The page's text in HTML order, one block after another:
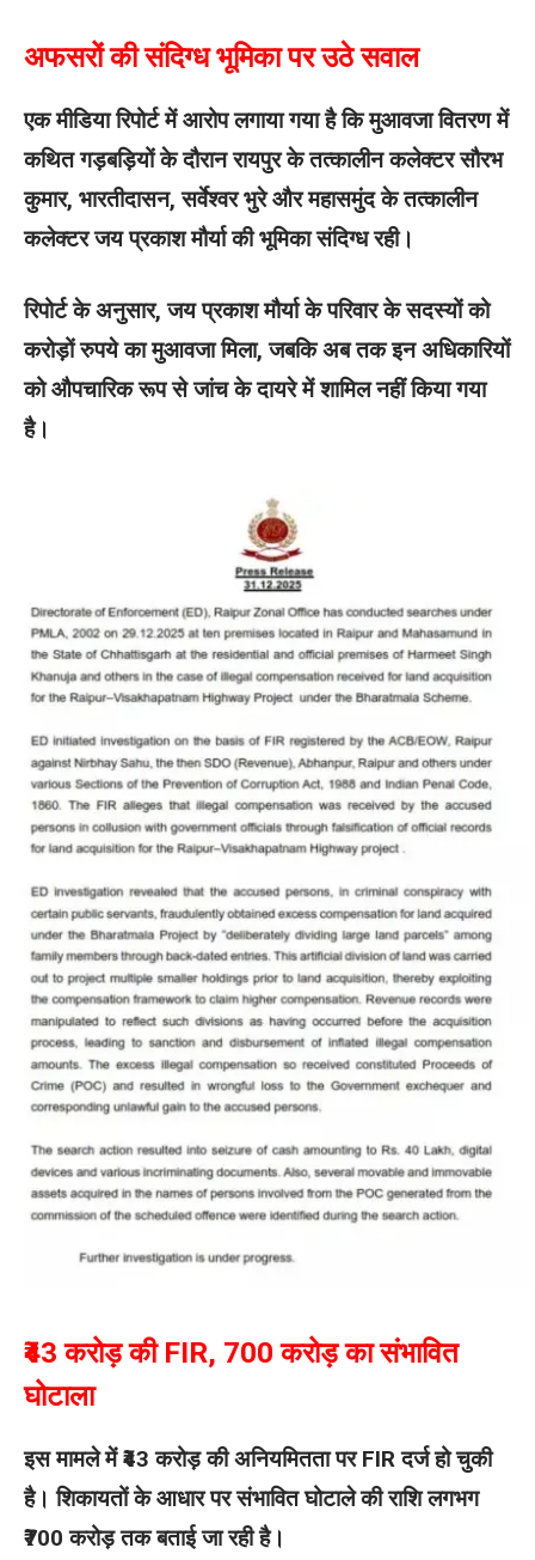
अफसरों की संदिग्ध भूमिका पर उठे सवाल
एक मीडिया रिपोर्ट में आरोप लगाया गया है कि मुआवजा वितरण में
कथित गड़बड़ियों के दौरान रायपुर के तत्कालीन कलेक्टर सौरभ
कुमार, भारतीदासन, सर्वेश्वर भुरे और महासमुंद के तत्कालीन
कलेक्टर जय प्रकाश मौर्या की भूमिका संदिग्ध रही।
रिपोर्ट के अनुसार, जय प्रकाश मौर्या के परिवार के सदस्यों को
करोड़ों रुपये का मुआवजा मिला, जबकि अब तक इन अधिकारियों
को औपचारिक रूप से जांच के दायरे में शामिल नहीं किया गया
है।
₹43 करोड़ की FIR, 700 करोड़ का संभावित
घोटाला
इस मामले में ₹43 करोड़ की अनियमितता पर FIR दर्ज हो चुकी
है। शिकायतों के आधार पर संभावित घोटाले की राशि लगभग
₹700 करोड़ तक बताई जा रही है।